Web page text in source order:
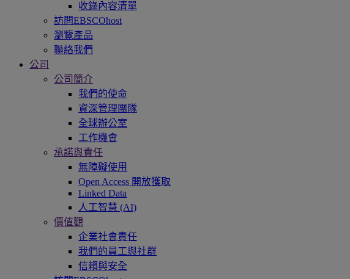
收錄內容清單
訪問EBSCOhost
瀏覽產品
聯絡我們
公司
公司簡介
我們的使命
資深管理團隊
全球辦公室
工作機會
承諾與責任
無障礙使用
Open Access 開放獲取
Linked Data
人工智慧 (AI)
價值觀
企業社會責任
我們的員工與社群
信賴與安全